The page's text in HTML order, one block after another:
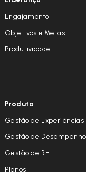
Engajamento
Objetivos e Metas
Produtividade
Produto
Gestão de Experiências
Gestão de Desempenho
Gestão de RH
Planos